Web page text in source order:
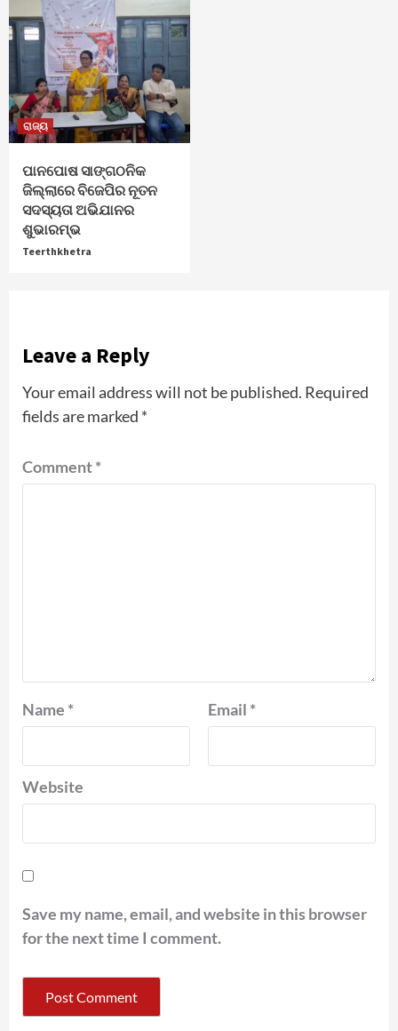
ରାଜ୍ୟ
ପାନପୋଷ ସାଙ୍ଗଠନିକ
ଜିଲ୍ଲାରେ ବିଜେପିର ନୂତନ
ସଦସ୍ୟତା ଅଭିଯାନର
ଶୁଭାରମ୍ଭ
Teerthkhetra
Leave a Reply
Your email address will not be published. Required
fields are marked *
Comment*
Name * Email *
Website
Save my name, email, and website in this browser
for the next time I comment.